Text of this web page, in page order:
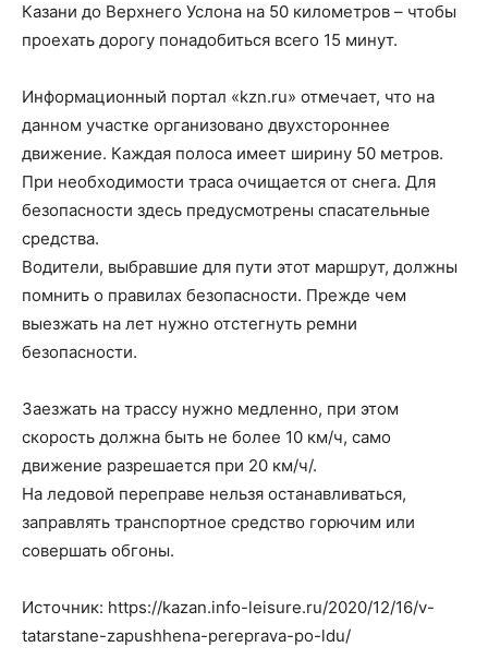
Казани до Верхнего Услона на 50 километров – чтобы
проехать дорогу понадобиться всего 15 минут.
Информационный портал «kzn.ru» отмечает, что на
данном участке организовано двухстороннее
движение. Каждая полоса имеет ширину 50 метров.
При необходимости траса очищается от снега. Для
безопасности здесь предусмотрены спасательные
средства.
Водители, выбравшие для пути этот маршрут, должны
помнить о правилах безопасности. Прежде чем
выезжать на лет нужно отстегнуть ремни
безопасности.
Заезжать на трассу нужно медленно, при этом
скорость должна быть не более 10 км/ч, само
движение разрешается при 20 км/ч/.
На ледовой переправе нельзя останавливаться,
заправлять транспортное средство горючим или
совершать обгоны.
Источник: https://kazan.info-leisure.ru/2020/12/16/v-
tatarstane-zapushhena-pereprava-po-ldu/